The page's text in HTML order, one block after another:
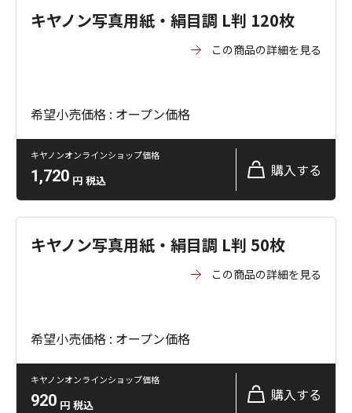
キヤノン写真用紙・絹目調 L判 120枚
この商品の詳細を見る
希望小売価格 : オープン価格
キヤノンオンラインショップ価格
1,720 円 税込
購入する
キヤノン写真用紙・絹目調 L判 50枚
この商品の詳細を見る
希望小売価格 : オープン価格
キヤノンオンラインショップ価格
920 円 税込
購入する